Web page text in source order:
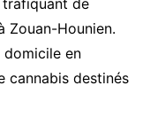
Zouan-Hounien.
domicile en
cannabis destinés